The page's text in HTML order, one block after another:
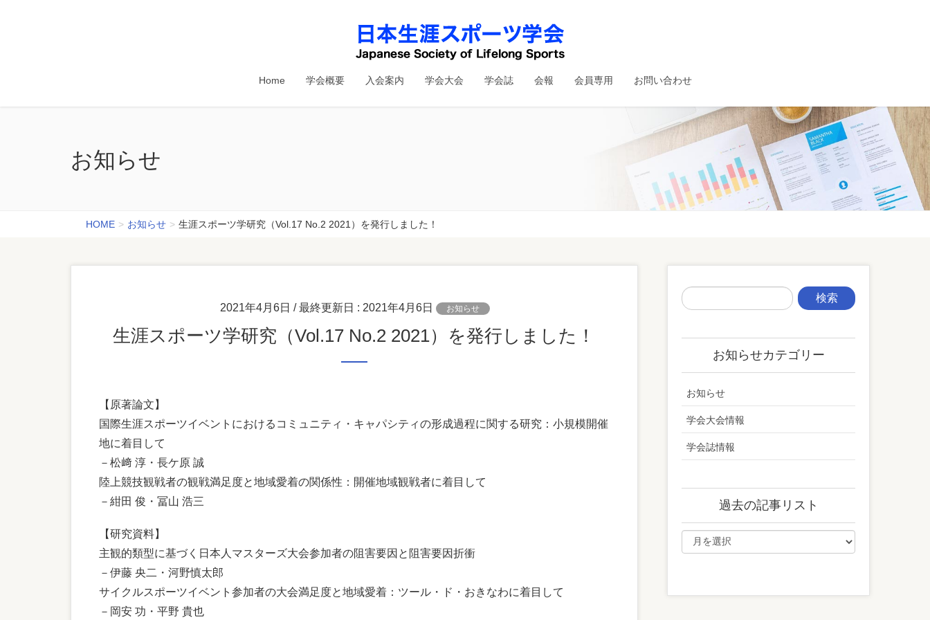
Home 学会概要 入会案内 学会大会 学会誌 会報 会員専用 お問い合わせ
お知らせ
HOME お知らせ 生涯スポーツ学研究（Vol.17 No.2 2021）を発行しました！
2021年4月6日 / 最終更新日 : 2021年4月6日 お知らせ
生涯スポーツ学研究（Vol.17 No.2 2021）を発行しました！
【原著論文】
国際生涯スポーツイベントにおけるコミュニティ・キャパシティの形成過程に関する研究：小規模開催
地に着目して
－松﨑 淳・長ケ原 誠
陸上競技観戦者の観戦満足度と地域愛着の関係性：開催地域観戦者に着目して
－紺田 俊・冨山 浩三
【研究資料】
主観的類型に基づく日本人マスターズ大会参加者の阻害要因と阻害要因折衝
－伊藤 央二・河野慎太郎
サイクルスポーツイベント参加者の大会満足度と地域愛着：ツール・ド・おきなわに着目して
－岡安 功・平野 貴也
お知らせカテゴリー
お知らせ
学会大会情報
学会誌情報
過去の記事リスト